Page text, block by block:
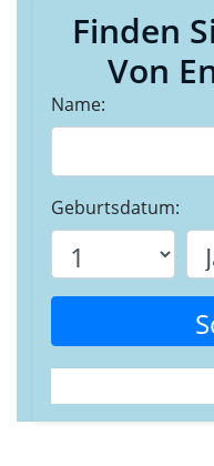
Finden
Von
Name:
Geburtsdatum: